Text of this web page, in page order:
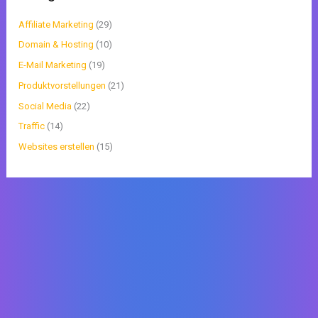
Affiliate Marketing (29)
Domain & Hosting (10)
E-Mail Marketing (19)
Produktvorstellungen (21)
Social Media (22)
Traffic (14)
Websites erstellen (15)